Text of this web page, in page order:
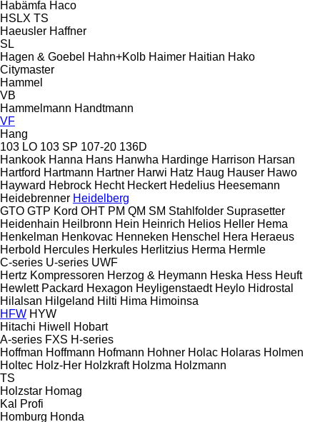
Habämfa Haco
HSLX TS
Haeusler Haffner
SL
Hagen & Goebel Hahn+Kolb Haimer Haitian Hako
Citymaster
Hammel
VB
Hammelmann Handtmann
VF
Hang
103 LO 103 SP 107-20 136D
Hankook Hanna Hans Hanwha Hardinge Harrison Harsan
Hartford Hartmann Hartner Harwi Hatz Haug Hauser Hawo
Hayward Hebrock Hecht Heckert Hedelius Heesemann
Heidebrenner Heidelberg
GTO GTP Kord OHT PM QM SM Stahlfolder Suprasetter
Heidenhain Heilbronn Hein Heinrich Helios Heller Hema
Henkelman Henkovac Henneken Henschel Hera Heraeus
Herbold Hercules Herkules Herlitzius Herma Hermle
C-series U-series UWF
Hertz Kompressoren Herzog & Heymann Heska Hess Heuft
Hewlett Packard Hexagon Heyligenstaedt Heylo Hidrostal
Hilalsan Hilgeland Hilti Hima Himoinsa
HFW HYW
Hitachi Hiwell
Hobart
A-series FXS H-series
Hoffman Hoffmann Hofmann Hohner Holac Holaras Holmen
Holtec Holz-Her Holzkraft Holzma Holzmann
TS
Holzstar Homag
Kal
Profi
Homburg Honda